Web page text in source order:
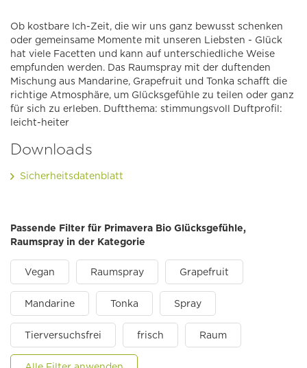
Ob kostbare Ich-Zeit, die wir uns ganz bewusst schenken
oder gemeinsame Momente mit unseren Liebsten - Glück
hat viele Facetten und kann auf unterschiedliche Weise
empfunden werden. Das Raumspray mit der duftenden
Mischung aus Mandarine, Grapefruit und Tonka schafft die
richtige Atmosphäre, um Glücksgefühle zu teilen oder ganz
für sich zu erleben. Duftthema: stimmungsvoll Duftprofil:
leicht-heiter
Downloads
Sicherheitsdatenblatt
Passende Filter für Primavera Bio Glücksgefühle,
Raumspray in der Kategorie
Vegan Raumspray Grapefruit
Mandarine Tonka Spray
Tierversuchsfrei frisch Raum